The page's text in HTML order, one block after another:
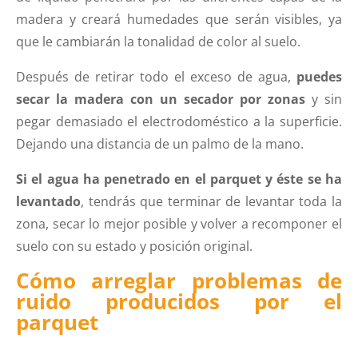
madera y creará humedades que serán visibles, ya
que le cambiarán la tonalidad de color al suelo.
Después de retirar todo el exceso de agua, puedes
secar la madera con un secador por zonas y sin
pegar demasiado el electrodoméstico a la superficie.
Dejando una distancia de un palmo de la mano.
Si el agua ha penetrado en el parquet y éste se ha
levantado, tendrás que terminar de levantar toda la
zona, secar lo mejor posible y volver a recomponer el
suelo con su estado y posición original.
Cómo arreglar problemas de
ruido producidos por el
parquet